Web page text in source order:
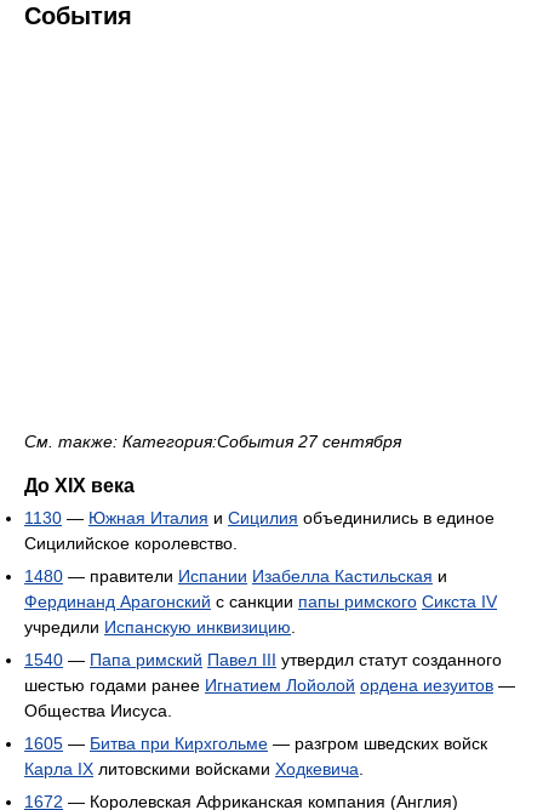
События
См. также: Категория:События 27 сентября
До XIX века
1130 — Южная Италия и Сицилия объединились в единое
Сицилийское королевство.
1480 — правители Испании Изабелла Кастильская и
Фердинанд Арагонский с санкции папы римского Сикста IV
учредили Испанскую инквизицию
1540 — Папа римский Павел III утвердил статут созданного
шестью годами ранее Игнатием Лойолой ордена иезуитов —
Общества Иисуса.
1605 — Битва при Кирхгольме — разгром шведских войск
Карла IX литовскими войсками Ходкевича
1672 — Королевская Африканская компания (Англия)